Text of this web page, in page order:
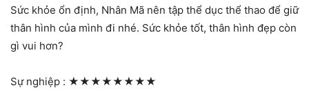
Sức khỏe ổn định, Nhân Mã nên tập thể dục thể thao để giữ
thân hình của mình đi nhé. Sức khỏe tốt, thân hình đẹp còn
gì vui hơn?
Sự nghiệp : ★★★★★★★★